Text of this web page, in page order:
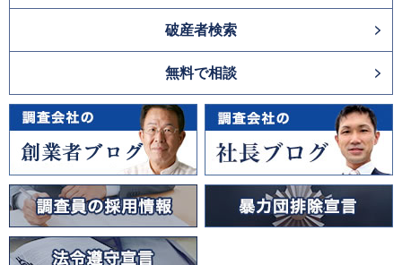
破産者検索
無料で相談